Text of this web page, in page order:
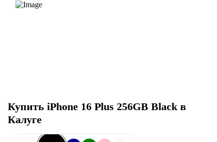
Купить iPhone 16 Plus 256GB Black в
Калуге